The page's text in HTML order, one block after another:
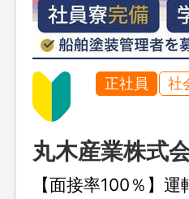
正社員 社
丸木産業株式
【面接率100％】